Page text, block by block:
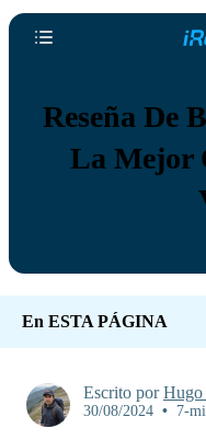
Reseña De
La Mejor
En ESTA PÁGINA
Escrito porHugo
30/08/2024 • 7-